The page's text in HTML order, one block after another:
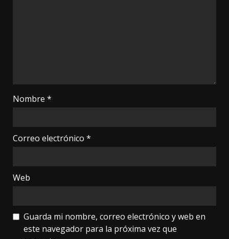
Nombre *
Correo electrónico *
Web
Guarda mi nombre, correo electrónico y web en
este navegador para la próxima vez que